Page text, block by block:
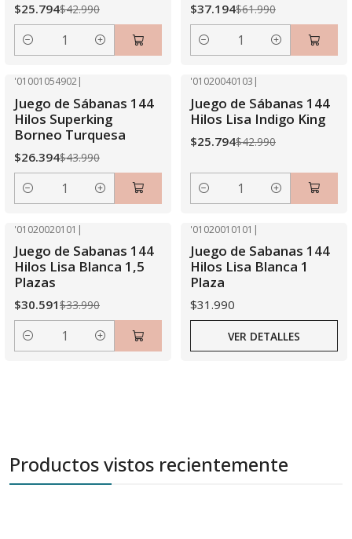
$25.794$42.990
Cantidad
$37.194$61.990
Cantidad
'01001054902|
Juego de Sábanas 144
Hilos Superking
Borneo Turquesa
$26.394$43.990
Cantidad
'01020040103 |
Juego de Sábanas 144
Hilos Lisa Indigo King
$25.794$42.990
Cantidad
'01020020101 |
Juego de Sabanas 144
Hilos Lisa Blanca 1,5
Plazas
$30.591$33.990
Cantidad
'01020010101 |
Juego de Sabanas 144
Hilos Lisa Blanca 1
Plaza
$31.990
VER DETALLES
Productos vistos recientemente